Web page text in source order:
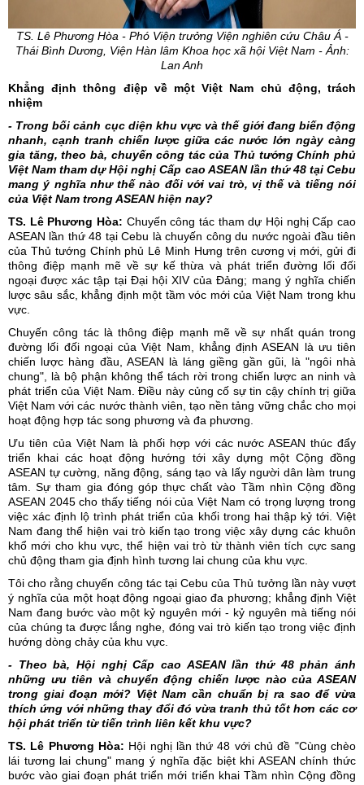
TS. Lê Phương Hòa - Phó Viện trưởng Viện nghiên cứu Châu Á -
Thái Bình Dương, Viện Hàn lâm Khoa học xã hội Việt Nam - Ảnh:
Lan Anh
Khẳng định thông điệp về một Việt Nam chủ động, trách
nhiệm
- Trong bối cảnh cục diện khu vực và thế giới đang biến động
nhanh, cạnh tranh chiến lược giữa các nước lớn ngày càng
gia tăng, theo bà, chuyến công tác của Thủ tướng Chính phủ
Việt Nam tham dự Hội nghị Cấp cao ASEAN lần thứ 48 tại Cebu
mang ý nghĩa như thế nào đối với vai trò, vị thế và tiếng nói
của Việt Nam trong ASEAN hiện nay?
TS. Lê Phương Hòa: Chuyến công tác tham dự Hội nghị Cấp cao
ASEAN lần thứ 48 tại Cebu là chuyến công du nước ngoài đầu tiên
của Thủ tướng Chính phủ Lê Minh Hưng trên cương vị mới, gửi đi
thông điệp mạnh mẽ về sự kế thừa và phát triển đường lối đối
ngoại được xác tập tại Đại hội XIV của Đảng; mang ý nghĩa chiến
lược sâu sắc, khẳng định một tầm vóc mới của Việt Nam trong khu
vực.
Chuyến công tác là thông điệp mạnh mẽ về sự nhất quán trong
đường lối đối ngoại của Việt Nam, khẳng định ASEAN là ưu tiên
chiến lược hàng đầu, ASEAN là láng giềng gần gũi, là "ngôi nhà
chung", là bộ phận không thể tách rời trong chiến lược an ninh và
phát triển của Việt Nam. Điều này củng cố sự tin cậy chính trị giữa
Việt Nam với các nước thành viên, tạo nền tảng vững chắc cho mọi
hoạt động hợp tác song phương và đa phương.
Ưu tiên của Việt Nam là phối hợp với các nước ASEAN thúc đẩy
triển khai các hoạt động hướng tới xây dựng một Cộng đồng
ASEAN tự cường, năng động, sáng tạo và lấy người dân làm trung
tâm. Sự tham gia đóng góp thực chất vào Tầm nhìn Cộng đồng
ASEAN 2045 cho thấy tiếng nói của Việt Nam có trọng lượng trong
việc xác định lộ trình phát triển của khối trong hai thập kỷ tới. Việt
Nam đang thể hiện vai trò kiến tạo trong việc xây dựng các khuôn
khổ mới cho khu vực, thể hiện vai trò từ thành viên tích cực sang
chủ động tham gia định hình tương lai chung của khu vực.
Tôi cho rằng chuyến công tác tại Cebu của Thủ tưởng lần này vượt
ý nghĩa của một hoạt động ngoại giao đa phương; khẳng định Việt
Nam đang bước vào một kỷ nguyên mới - kỷ nguyên mà tiếng nói
của chúng ta được lắng nghe, đóng vai trò kiến tạo trong việc định
hướng dòng chảy của khu vực.
- Theo bà, Hội nghị Cấp cao ASEAN lần thứ 48 phản ánh
những ưu tiên và chuyển động chiến lược nào của ASEAN
trong giai đoạn mới? Việt Nam cần chuẩn bị ra sao để vừa
thích ứng với những thay đổi đó vừa tranh thủ tốt hơn các cơ
hội phát triển từ tiến trình liên kết khu vực?
TS. Lê Phương Hòa: Hội nghị lần thứ 48 với chủ đề "Cùng chèo
lái tương lai chung" mang ý nghĩa đặc biệt khi ASEAN chính thức
bước vào giai đoạn phát triển mới triển khai Tầm nhìn Cộng đồng